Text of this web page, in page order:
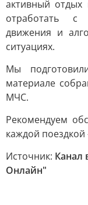
активный
отработать с
движения и
ситуациях.
Мы
материале
МЧС.
Рекомендуем
каждой поездкой
Источник: Канал
Онлайн"